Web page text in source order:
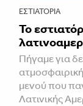
ΕΣΤΙΑΤΌΡΙΑ
Το
Πήγαμε για
μενού που
Λατινικής